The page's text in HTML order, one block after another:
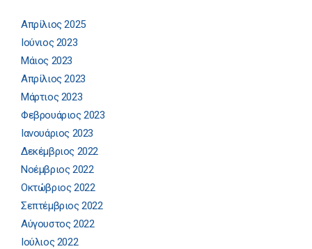
Απρίλιος 2025
Ιούνιος 2023
Μάιος 2023
Απρίλιος 2023
Μάρτιος 2023
Φεβρουάριος 2023
Ιανουάριος 2023
Δεκέμβριος 2022
Νοέμβριος 2022
Οκτώβριος 2022
Σεπτέμβριος 2022
Αύγουστος 2022
Ιούλιος 2022